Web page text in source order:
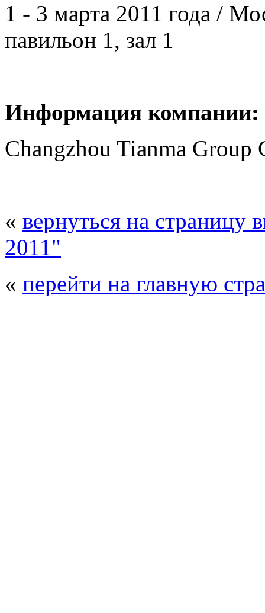
1 - 3 марта 2011 года /
павильон 1, зал 1
Информация компании:
Changzhou Tianma Group
« вернуться на страницу
2011"
« перейти на главную
© 2008 - 2026Композит-Экспо -